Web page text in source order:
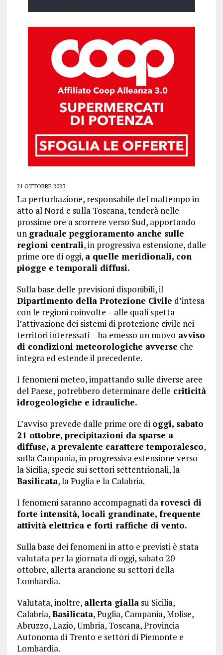
21 OTTOBRE 2023
La perturbazione, responsabile del maltempo in
atto al Nord e sulla Toscana, tenderà nelle
prossime ore a scorrere verso Sud, apportando
un graduale peggioramento anche sulle
regioni centrali, in progressiva estensione, dalle
prime ore di oggi, a quelle meridionali, con
piogge e temporali diffusi.
Sulla base delle previsioni disponibili, il
Dipartimento della Protezione Civile d’intesa
con le regioni coinvolte – alle quali spetta
l’attivazione dei sistemi di protezione civile nei
territori interessati – ha emesso un nuovo avviso
di condizioni meteorologiche avverse che
integra ed estende il precedente.
I fenomeni meteo, impattando sulle diverse aree
del Paese, potrebbero determinare delle criticità
idrogeologiche e idrauliche.
L’avviso prevede dalle prime ore di oggi, sabato
21 ottobre, precipitazioni da sparse a
diffuse, a prevalente carattere temporalesco,
sulla Campania, in progressiva estensione verso
la Sicilia, specie sui settori settentrionali, la
Basilicata, la Puglia e la Calabria.
I fenomeni saranno accompagnati da rovesci di
forte intensità, locali grandinate, frequente
attività elettrica e forti raffiche di vento.
Sulla base dei fenomeni in atto e previsti è stata
valutata per la giornata di oggi, sabato 20
ottobre, allerta arancione su settori della
Lombardia.
Valutata, inoltre, allerta giallasu Sicilia,
Calabria,Basilicata, Puglia, Campania, Molise,
Abruzzo, Lazio, Umbria, Toscana, Provincia
Autonoma di Trento e settori di Piemonte e
Lombardia.